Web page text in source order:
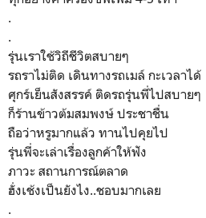
.
.
รุ่นเราใช้วิถีชีวิตสบายๆ
รถราไม่ติด เดินทางรถเมล์ กะเวลาได้
ศุกร์เย็นสังสรรค์ ติดรถรุ่นพี่ไปสบายๆ
ก็ร้านข้าวต้มสมพงษ์ ประชาชื่น
ถือว่าหรูมากแล้ว ทานไปคุยไป
รุ่นพี่จะเล่าเรื่องลูกค้าให้ฟัง
ภาวะ สถานการณ์ตลาด
ฮั่งเช้งเป็นยังไง..ชอบมากเลย
.